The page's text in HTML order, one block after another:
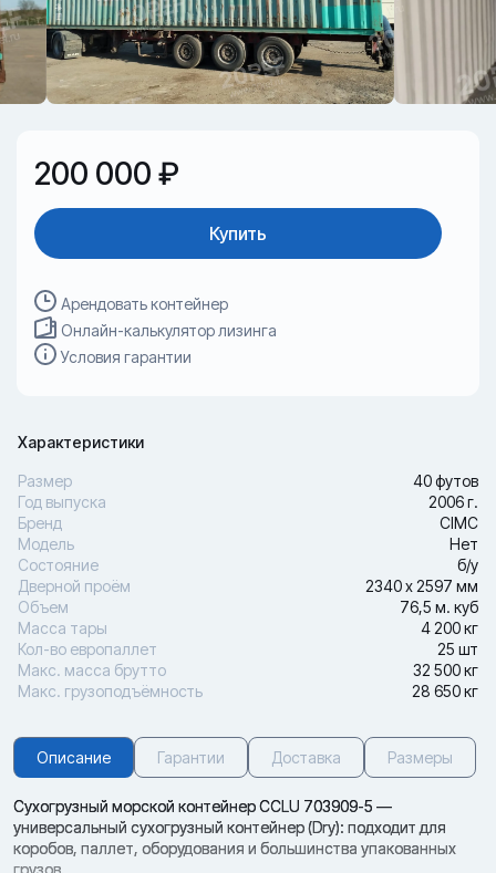
200 000 ₽
Купить
Арендовать контейнер
Онлайн-калькулятор лизинга
Условия гарантии
Характеристики
Размер
40 футов
Год выпуска
2006 г.
Бренд
CIMC
Модель
Нет
Состояние
б/у
Дверной проём
2340 х 2597 мм
Объем
76,5 м. куб
Масса тары
4 200 кг
Кол-во европаллет
25 шт
Макс. масса брутто
32 500 кг
Макс. грузоподъёмность
28 650 кг
Описание Гарантии Доставка Размеры
Сухогрузный морской контейнер CCLU 703909-5 —
универсальный сухогрузный контейнер (Dry): подходит для
коробов, паллет, оборудования и большинства упакованных
грузов.